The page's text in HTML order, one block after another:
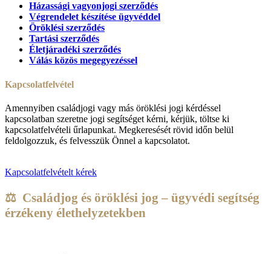
Házassági vagyonjogi szerződés
Végrendelet készítése ügyvéddel
Öröklési szerződés
Tartási szerződés
Életjáradéki szerződés
Válás közös megegyezéssel
Kapcsolatfelvétel
Amennyiben családjogi vagy más öröklési jogi kérdéssel
kapcsolatban szeretne jogi segítséget kérni, kérjük, töltse ki
kapcsolatfelvételi űrlapunkat. Megkeresését rövid időn belül
feldolgozzuk, és felvesszük Önnel a kapcsolatot.
Kapcsolatfelvételt kérek
⚖️ Családjog és öröklési jog – ügyvédi segítség
érzékeny élethelyzetekben